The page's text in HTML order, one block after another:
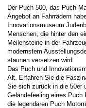
Der Puch 500, das Puch
Angebot an Fahrrädern
Innovationsmuseum
Menschen, die hinter den
Meilensteine in der
modernstem
staunen versetzen wird.
Das Puch und
Alt. Erfahren Sie die
Sie sich zurück in die 50er
Geländefeeling eines Puch
die legendären Puch